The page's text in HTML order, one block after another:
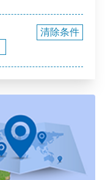
清除条件